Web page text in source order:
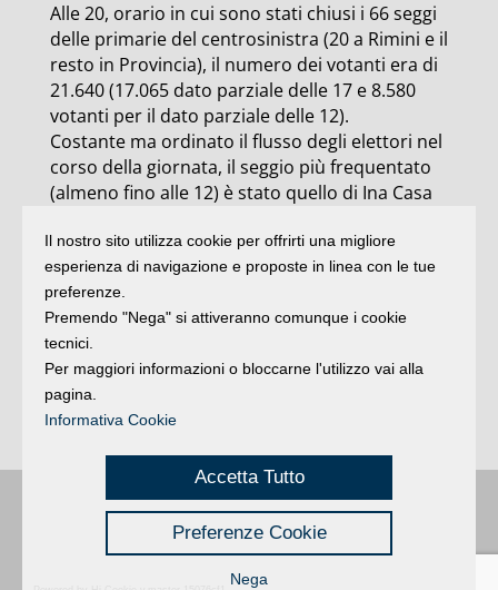
Alle 20, orario in cui sono stati chiusi i 66 seggi
delle primarie del centrosinistra (20 a Rimini e il
resto in Provincia), il numero dei votanti era di
21.640 (17.065 dato parziale delle 17 e 8.580
votanti per il dato parziale delle 12).
Costante ma ordinato il flusso degli elettori nel
corso della giornata, il seggio più frequentato
(almeno fino alle 12) è stato quello di Ina Casa
maggiore affluenza a Bellaria (con 885 votanti),
dove in testa è il segretario Pierluigi Bersani, e
a Rimini in via Campana e al Ghetto turco (con
870 votanti ciascuno).
Alta la percentuale di uomini che si attestano al
60 per cento sul totale. Tra loro anche l’elettore
più anziano. Si chiama Serafino, è riccionese e
ha 101 anni.
Buongiorno:Riminié una testata registrata presso il Tribunale di Rimini
registrazione n. 2 /28/02/2012| © 2024 buongiornoRimini
Privacy | Credits
Il nostro sito utilizza cookie per offrirti una migliore
esperienza di navigazione e proposte in linea con le tue
preferenze.
Premendo "Nega" si attiveranno comunque i cookie
tecnici.
Per maggiori informazioni o bloccarne l'utilizzo vai alla
pagina.
Informativa Cookie
Accetta Tutto
Preferenze Cookie
Nega